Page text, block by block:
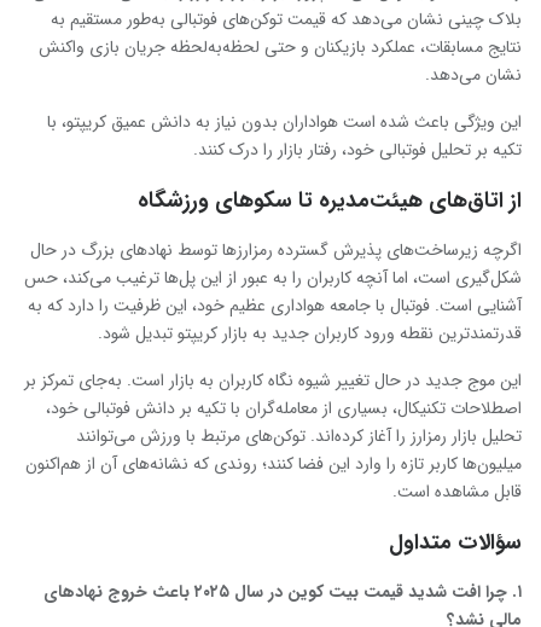
بلاک چینی نشان می‌دهد که قیمت توکن‌های فوتبالی به‌طور مستقیم به
نتایج مسابقات، عملکرد بازیکنان و حتی لحظه‌به‌لحظه جریان بازی واکنش
نشان می‌دهد.
این ویژگی باعث شده است هواداران بدون نیاز به دانش عمیق کریپتو، با
تکیه بر تحلیل فوتبالی خود، رفتار بازار را درک کنند.
از اتاق‌های هیئت‌مدیره تا سکوهای ورزشگاه
اگرچه زیرساخت‌های پذیرش گسترده رمزارزها توسط نهادهای بزرگ در حال
شکل‌گیری است، اما آنچه کاربران را به عبور از این پل‌ها ترغیب می‌کند، حس
آشنایی است. فوتبال با جامعه هواداری عظیم خود، این ظرفیت را دارد که به
قدرتمندترین نقطه ورود کاربران جدید به بازار کریپتو تبدیل شود.
این موج جدید در حال تغییر شیوه نگاه کاربران به بازار است. به‌جای تمرکز بر
اصطلاحات تکنیکال، بسیاری از معامله‌گران با تکیه بر دانش فوتبالی خود،
تحلیل بازار رمزارز را آغاز کرده‌اند. توکن‌های مرتبط با ورزش می‌توانند
میلیون‌ها کاربر تازه را وارد این فضا کنند؛ روندی که نشانه‌های آن از هم‌اکنون
قابل مشاهده است.
سؤالات متداول
۱.
چرا افت شدید قیمت بیت ‌کوین در سال ۲۰۲۵ باعث خروج نهادهای
مالی نشد؟